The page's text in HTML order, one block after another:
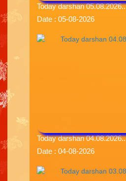
Today darshan 05.08.2026..
Date : 05-08-2026
Today darshan 04.08.2026..
Date : 04-08-2026